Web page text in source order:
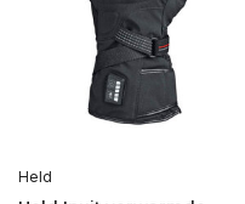
Held